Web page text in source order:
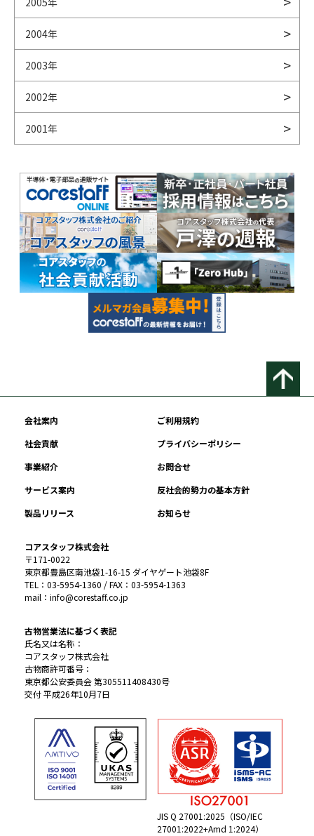
2004年
2003年
2002年
2001年
会社案内
ご利用規約
社会貢献
プライバシーポリシー
事業紹介
お問合せ
サービス案内
反社会的勢力の基本方針
製品リリース
お知らせ
コアスタッフ株式会社
〒171-0022
東京都豊島区南池袋1-16-15 ダイヤゲート池袋8F
TEL：03-5954-1360 / FAX：03-5954-1363
mail：info@corestaff.co.jp
古物営業法に基づく表記
氏名又は名称：
コアスタッフ株式会社
古物商許可番号：
東京都公安委員会 第305511408430号
交付 平成26年10月7日
JIS Q 27001:2025（ISO/IEC
27001:2022+Amd 1:2024）